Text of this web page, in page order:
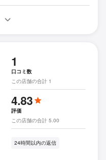
1
口コミ数
この店舗の合計 1
4.83
評価
この店舗の合計 5.00
24時間以内の返信